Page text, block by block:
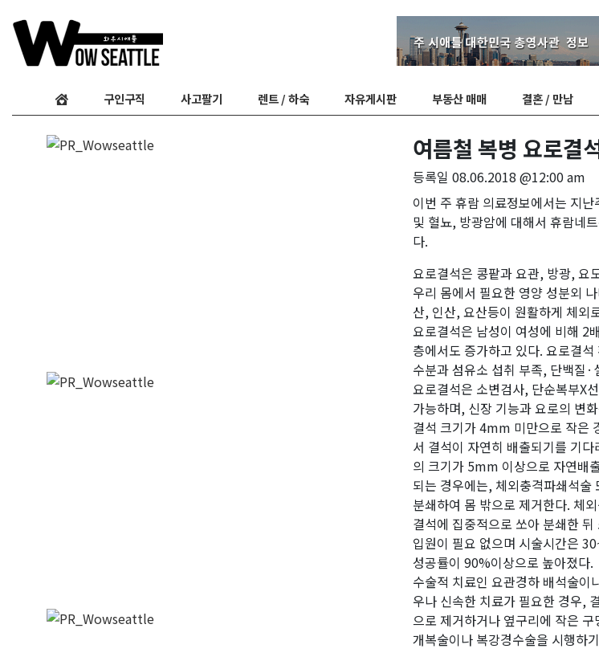
구인구직 사고팔기 렌트 / 하숙 자유게시판 부동산 매매 결혼 / 만남
여름철 복병 요로결
등록일08.06.2018 @12:00 am
이번 주 휴람 의료정보에서는 지
및 혈뇨, 방광암에 대해서 휴람네
다.
요로결석은 콩팥과 요관, 방광, 요
우리 몸에서 필요한 영양 성분외
산, 인산, 요산등이 원활하게 체외
요로결석은 남성이 여성에 비해 2
층에서도 증가하고 있다. 요로결
수분과 섬유소 섭취 부족, 단백질
요로결석은 소변검사, 단순복부X
가능하며, 신장 기능과 요로의 변
결석 크기가 4mm 미만으로 작은
서 결석이 자연히 배출되기를 기
의 크기가 5mm 이상으로 자연배
되는 경우에는, 체외충격파쇄석술
분쇄하여 몸 밖으로 제거한다. 체
결석에 집중적으로 쏘아 분쇄한
입원이 필요 없으며 시술시간은
성공률이 90%이상으로 높아졌다.
수술적 치료인 요관경하 배석술이
우나 신속한 치료가 필요한 경우,
으로 제거하거나 옆구리에 작은
개복술이나 복강경수술을 시행하